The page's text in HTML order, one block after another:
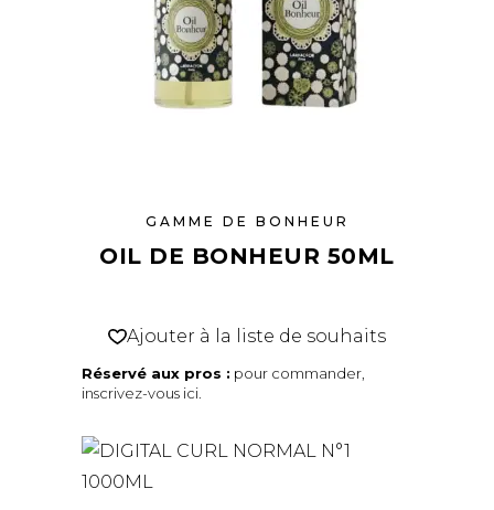
GAMME DE BONHEUR
OIL DE BONHEUR 50ML
Ajouter à la liste de souhaits
Réservé aux pros : pour commander,
inscrivez-vous ici.